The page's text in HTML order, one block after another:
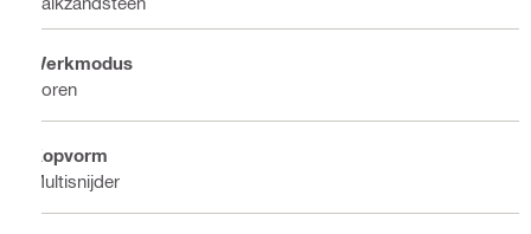
Werkmodus
Boren
Kopvorm
Multisnijder